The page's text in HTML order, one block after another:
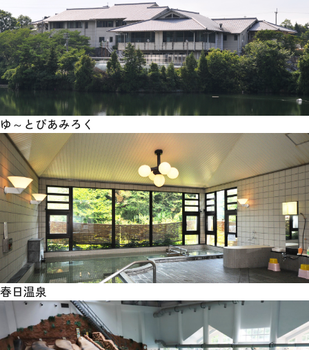
ゆ～とぴあみろく
春日温泉